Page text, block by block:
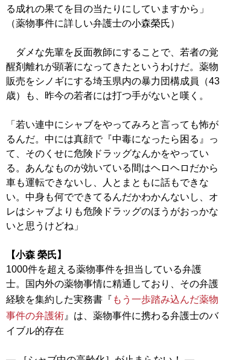
る成れの果てを目の当たりにしていますから」
（薬物事件に詳しい弁護士の小森榮氏）
ダメな先輩を反面教師にすることで、若者の覚
醒剤離れが顕著になってきたというわけだ。薬物
販売をシノギにする埼玉県内の暴力団構成員（43
歳）も、昨今の若者には打つ手がないと嘆く。
「若い連中にシャブをやってみろと言っても怖が
るんだ。中には真顔で『中毒になったら困る』っ
て、そのくせに危険ドラッグなんかをやってい
る。あんなものが効いている間はヘロヘロだから
車も運転できないし、人とまともに話もできな
い。中身も何でできてるんだかわかんないし、オ
レはシャブよりも危険ドラッグのほうがおっかな
いと思うけどね」
【小森 榮氏】
1000件を超える薬物事件を担当している弁護
士。国内外の薬物事情に精通しており、その弁護
経験を集約した実務書『 もう一歩踏み込んだ薬物
事件の弁護術 』は、薬物事件に携わる弁護士のバ
イブル的存在